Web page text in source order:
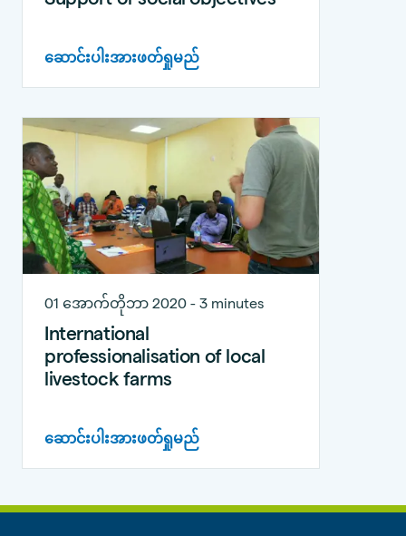
ဆောင်းပါးအားဖတ်ရှုမည်
01 အောက်တိုဘာ 2020 - 3 minutes
International
professionalisation of local
livestock farms
ဆောင်းပါးအားဖတ်ရှုမည်